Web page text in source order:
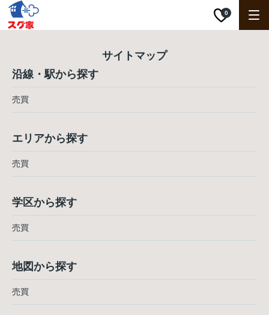
0
サイトマップ
沿線・駅から探す
売買
エリアから探す
売買
学区から探す
売買
地図から探す
売買